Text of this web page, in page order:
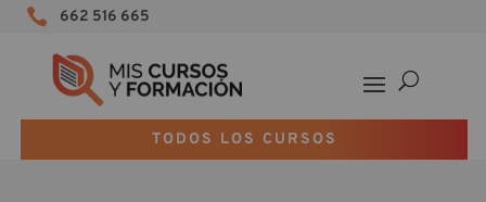
 662 516 665
TODOS LOS CURSOS